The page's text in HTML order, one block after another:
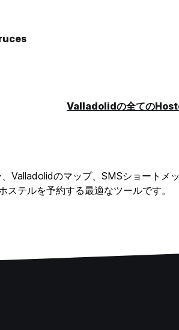
Valladolidの全ての
のマップ、SMSショートメ
テルを予約する最適なツールです。